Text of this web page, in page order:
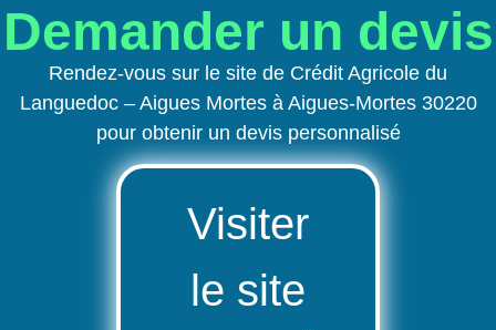
Demander un devis
Rendez-vous sur le site de Crédit Agricole du
Languedoc – Aigues Mortes à Aigues-Mortes 30220
pour obtenir un devis personnalisé
Visiter
le site